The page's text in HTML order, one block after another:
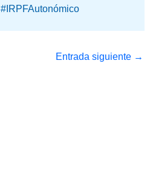
#IRPFAutonómico
Entrada siguiente →